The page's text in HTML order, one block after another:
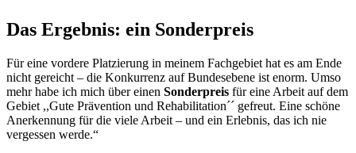
Das Ergebnis: ein Sonderpreis
Für eine vordere Platzierung in meinem Fachgebiet hat es am Ende
nicht gereicht – die Konkurrenz auf Bundesebene ist enorm. Umso
mehr habe ich mich über einen Sonderpreis für eine Arbeit auf dem
Gebiet ,,Gute Prävention und Rehabilitation´´ gefreut. Eine schöne
Anerkennung für die viele Arbeit – und ein Erlebnis, das ich nie
vergessen werde.“